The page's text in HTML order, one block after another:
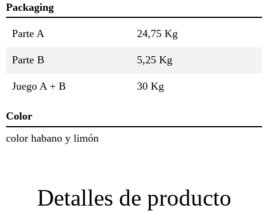
Packaging
Parte A 24,75 Kg
Parte B 5,25 Kg
Juego A + B 30 Kg
Color
color habano y limón
Detalles de producto